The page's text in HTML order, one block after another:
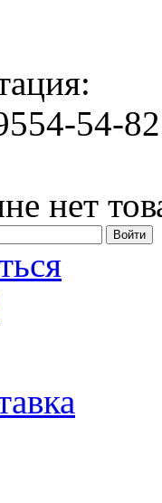
54-54-82
нет